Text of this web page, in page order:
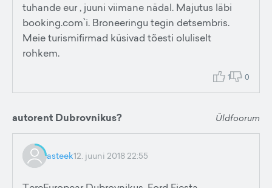
tuhande eur , juuni viimane nädal. Majutus läbi
booking.com`i. Broneeringu tegin detsembris.
Meie turismifirmad küsivad tõesti oluliselt
rohkem.
1 0
autorent Dubrovnikus? Üldfoorum
asteek12. juuni 2018 22:55